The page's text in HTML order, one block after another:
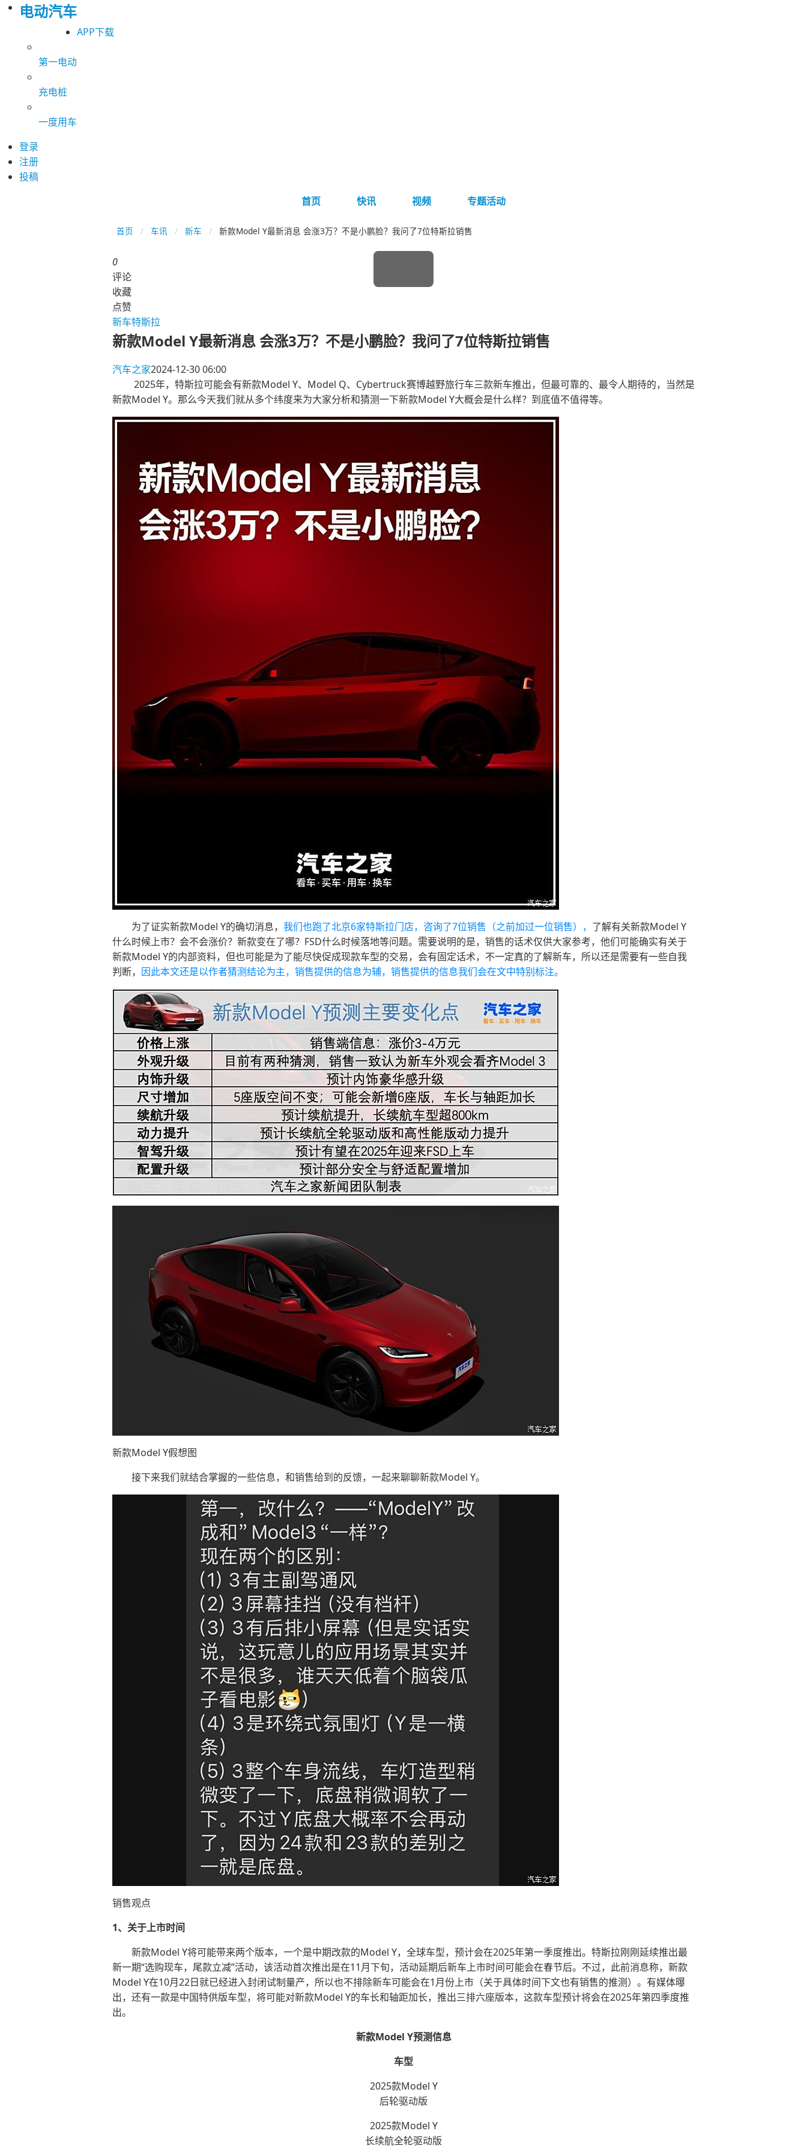
电动汽车
APP下载
第一电动
充电桩
一度用车
登录
注册
投稿
首页
快讯 视频 专题活动
首页 车讯 新车 新款Model Y最新消息 会涨3万？不是小鹏脸？我问了7位特斯拉销售
0
评论
收藏
点赞
新车特斯拉
新款Model Y最新消息 会涨3万？不是小鹏脸？我问了7位特斯拉销售
汽车之家2024-12-30 06:00
2025年，特斯拉可能会有新款Model Y、Model Q、Cybertruck赛博越野旅行车三款新车推出，但最可靠的、最令人期待的，当然是
新款Model Y。那么今天我们就从多个纬度来为大家分析和猜测一下新款Model Y大概会是什么样？到底值不值得等。
为了证实新款Model Y的确切消息， 我们也跑了北京6家特斯拉门店，咨询了7位销售（之前加过一位销售）， 了解有关新款Model Y
什么时候上市？会不会涨价？新款变在了哪？FSD什么时候落地等问题。需要说明的是，销售的话术仅供大家参考，他们可能确实有关于
新款Model Y的内部资料，但也可能是为了能尽快促成现款车型的交易，会有固定话术，不一定真的了解新车，所以还是需要有一些自我
判断， 因此本文还是以作者猜测结论为主，销售提供的信息为辅，销售提供的信息我们会在文中特别标注。
新款Model Y假想图
接下来我们就结合掌握的一些信息，和销售给到的反馈，一起来聊聊新款Model Y。
销售观点
1、关于上市时间
新款Model Y将可能带来两个版本，一个是中期改款的Model Y，全球车型，预计会在2025年第一季度推出。特斯拉刚刚延续推出最
新一期“选购现车，尾款立减”活动，该活动首次推出是在11月下旬，活动延期后新车上市时间可能会在春节后。不过，此前消息称，新款
Model Y在10月22日就已经进入封闭试制量产，所以也不排除新车可能会在1月份上市（关于具体时间下文也有销售的推测）。有媒体曝
出，还有一款是中国特供版车型，将可能对新款Model Y的车长和轴距加长，推出三排六座版本，这款车型预计将会在2025年第四季度推
出。
新款Model Y预测信息
车型
2025款Model Y
后轮驱动版
2025款Model Y
长续航全轮驱动版